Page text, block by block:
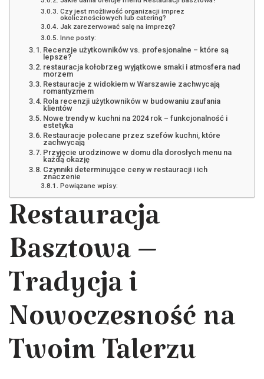
Czy jest możliwość organizacji imprez
okolicznościowych lub catering?
Jak zarezerwować salę na imprezę?
Inne posty:
Recenzje użytkowników vs. profesjonalne – które są
lepsze?
restauracja kołobrzeg wyjątkowe smaki i atmosfera nad
morzem
Restauracje z widokiem w Warszawie zachwycają
romantyzmem
Rola recenzji użytkowników w budowaniu zaufania
klientów
Nowe trendy w kuchni na 2024 rok – funkcjonalność i
estetyka
Restauracje polecane przez szefów kuchni, które
zachwycają
Przyjęcie urodzinowe w domu dla dorosłych menu na
każdą okazję
Czynniki determinujące ceny w restauracji i ich
znaczenie
Powiązane wpisy:
Restauracja
Basztowa –
Tradycja i
Nowoczesność na
Twoim Talerzu